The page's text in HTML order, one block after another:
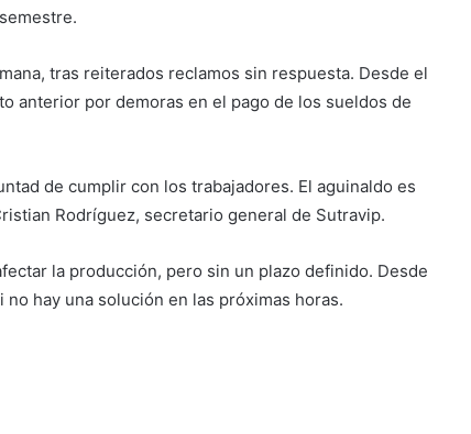
tras reiterados reclamos sin respuesta. Desde el
anterior por demoras en el pago de los sueldos de
de cumplir con los trabajadores. El aguinaldo es
Rodríguez, secretario general de Sutravip.
la producción, pero sin un plazo definido. Desde
hay una solución en las próximas horas.